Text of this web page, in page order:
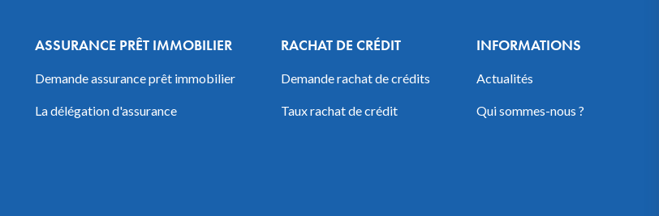
ASSURANCE PRÊT IMMOBILIER
Demande assurance prêt immobilier
La délégation d'assurance
RACHAT DE CRÉDIT
Demande rachat de crédits
Taux rachat de crédit
INFORMATIONS
Actualités
Qui sommes-nous ?